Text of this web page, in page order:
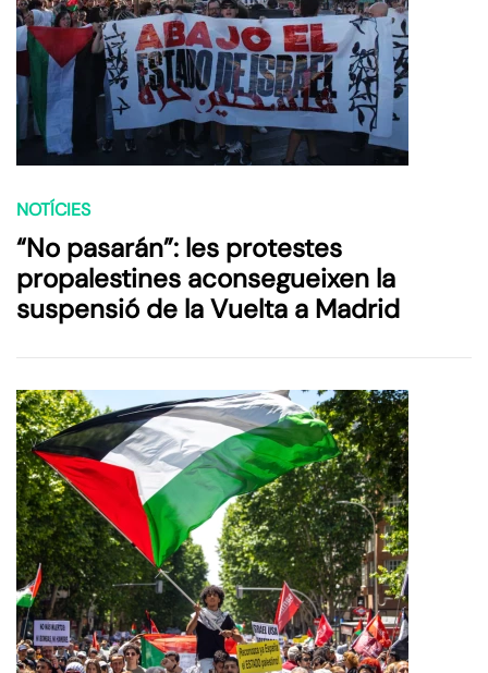
NOTÍCIES
“No pasarán”: les protestes
propalestines aconsegueixen la
suspensió de la Vuelta a Madrid